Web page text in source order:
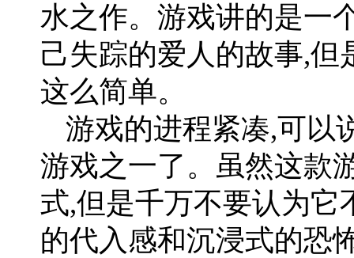
水之作。游戏讲的是一
己失踪的爱人的故事,
这么简单。
游戏的进程紧凑,可以
游戏之一了。虽然这款
式,但是千万不要认为
的代入感和沉浸式的恐